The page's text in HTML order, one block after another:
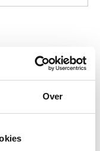
Over
oppakt.